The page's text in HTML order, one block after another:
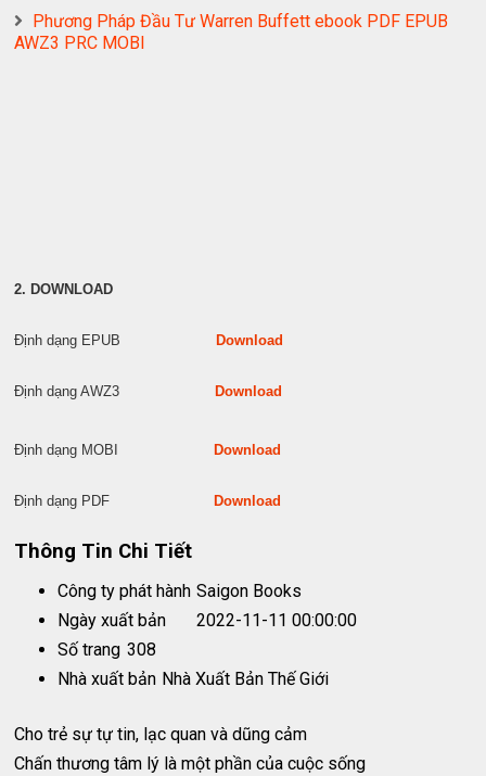
Phương Pháp Đầu Tư Warren Buffett ebook PDF EPUB
AWZ3 PRC MOBI
2. DOWNLOAD
Định dạng EPUB Download
Định dạng AWZ3 Download
Định dạng MOBI Download
Định dạng PDF Download
Thông Tin Chi Tiết
Công ty phát hành Saigon Books
Ngày xuất bản
2022-11-11 00:00:00
Số trang 308
Nhà xuất bản Nhà Xuất Bản Thế Giới
Cho trẻ sự tự tin, lạc quan và dũng cảm
Chấn thương tâm lý là một phần của cuộc sống